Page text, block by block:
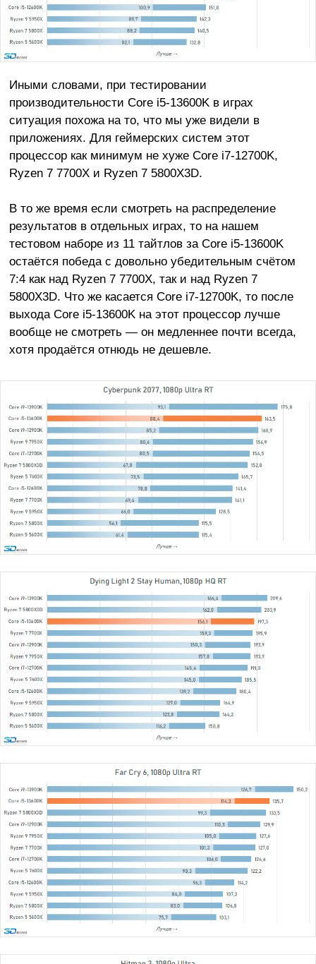
Иными словами, при тестировании
производительности Core i5-13600K в играх
ситуация похожа на то, что мы уже видели в
приложениях. Для геймерских систем этот
процессор как минимум не хуже Core i7-12700K,
Ryzen 7 7700X и Ryzen 7 5800X3D.
В то же время если смотреть на распределение
результатов в отдельных играх, то на нашем
тестовом наборе из 11 тайтлов за Core i5-13600K
остаётся победа с довольно убедительным счётом
7:4 как над Ryzen 7 7700X, так и над Ryzen 7
5800X3D. Что же касается Core i7-12700K, то после
выхода Core i5-13600K на этот процессор лучше
вообще не смотреть — он медленнее почти всегда,
хотя продаётся отнюдь не дешевле.